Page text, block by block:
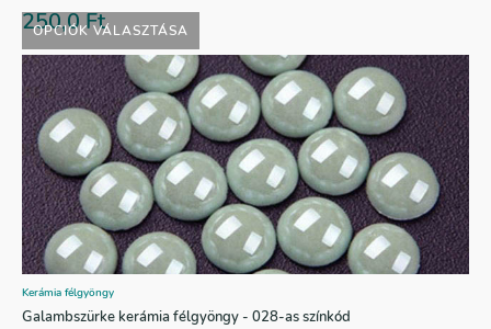
OPCIÓK VÁLASZTÁSA
250,0Ft
Kerámia félgyöngy
Galambszürke kerámia félgyöngy - 028-as színkód